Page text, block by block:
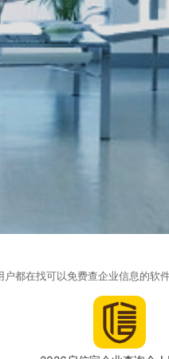
都在找可以免费查企业信息的软